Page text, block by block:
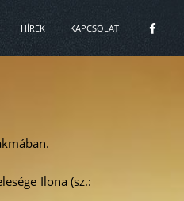
HÍREK KAPCSOLAT
Ilona (sz.: